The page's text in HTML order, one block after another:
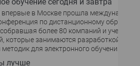
впервые в Москве прошла
по дистанционному
более 80 компаний и учебных
которые занимаются разработкой
для электронного обучения.
лучше